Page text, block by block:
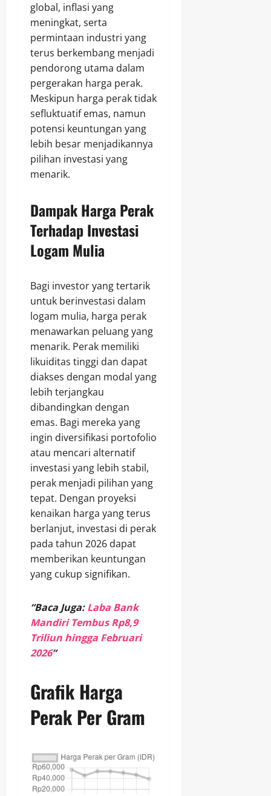
global, inflasi yang
meningkat, serta
permintaan industri yang
terus berkembang menjadi
pendorong utama dalam
pergerakan harga perak.
Meskipun harga perak tidak
sefluktuatif emas, namun
potensi keuntungan yang
lebih besar menjadikannya
pilihan investasi yang
menarik.
Dampak Harga Perak
Terhadap Investasi
Logam Mulia
Bagi investor yang tertarik
untuk berinvestasi dalam
logam mulia, harga perak
menawarkan peluang yang
menarik. Perak memiliki
likuiditas tinggi dan dapat
diakses dengan modal yang
lebih terjangkau
dibandingkan dengan
emas. Bagi mereka yang
ingin diversifikasi portofolio
atau mencari alternatif
investasi yang lebih stabil,
perak menjadi pilihan yang
tepat. Dengan proyeksi
kenaikan harga yang terus
berlanjut, investasi di perak
pada tahun 2026 dapat
memberikan keuntungan
yang cukup signifikan.
“Baca Juga:Laba Bank
Mandiri Tembus Rp8,9
Triliun hingga Februari
2026“
Grafik Harga
Perak Per Gram